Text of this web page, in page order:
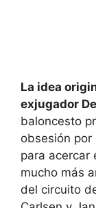
La idea
exjugador
baloncesto
obsesión
para acercar
mucho más
del circuito